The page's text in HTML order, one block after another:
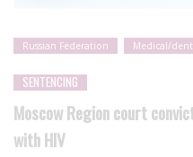
Russian Federation Medical/
SENTENCING
Moscow Region court
with HIV